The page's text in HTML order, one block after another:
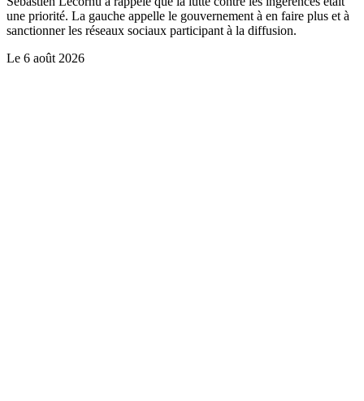
une priorité. La gauche appelle le gouvernement à en faire plus et à
sanctionner les réseaux sociaux participant à la diffusion.
Le 6 août 2026